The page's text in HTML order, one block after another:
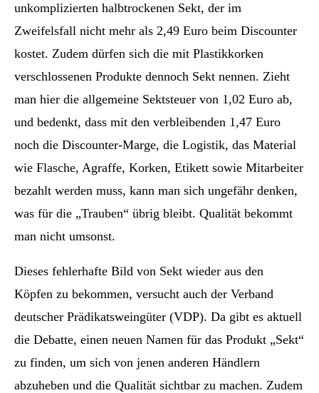
unkomplizierten halbtrockenen Sekt, der im
Zweifelsfall nicht mehr als 2,49 Euro beim Discounter
kostet. Zudem dürfen sich die mit Plastikkorken
verschlossenen Produkte dennoch Sekt nennen. Zieht
man hier die allgemeine Sektsteuer von 1,02 Euro ab,
und bedenkt, dass mit den verbleibenden 1,47 Euro
noch die Discounter-Marge, die Logistik, das Material
wie Flasche, Agraffe, Korken, Etikett sowie Mitarbeiter
bezahlt werden muss, kann man sich ungefähr denken,
was für die „Trauben“ übrig bleibt. Qualität bekommt
man nicht umsonst.
Dieses fehlerhafte Bild von Sekt wieder aus den
Köpfen zu bekommen, versucht auch der Verband
deutscher Prädikatsweingüter (VDP). Da gibt es aktuell
die Debatte, einen neuen Namen für das Produkt „Sekt“
zu finden, um sich von jenen anderen Händlern
abzuheben und die Qualität sichtbar zu machen. Zudem